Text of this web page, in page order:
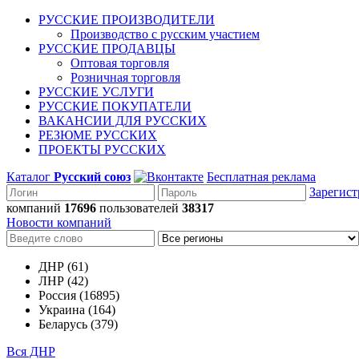
РУССКИЕ ПРОИЗВОДИТЕЛИ
Производство с русским участием
РУССКИЕ ПРОДАВЦЫ
Оптовая торговля
Розничная торговля
РУССКИЕ УСЛУГИ
РУССКИЕ ПОКУПАТЕЛИ
ВАКАНСИИ ДЛЯ РУССКИХ
РЕЗЮМЕ РУССКИХ
ПРОЕКТЫ РУССКИХ
Каталог Русский союз
Бесплатная реклама
компаний 17696 пользователей 38317
Новости компаний
ДНР (61)
ЛНР (42)
Россия (16895)
Украина (164)
Беларусь (379)
Вся ДНР